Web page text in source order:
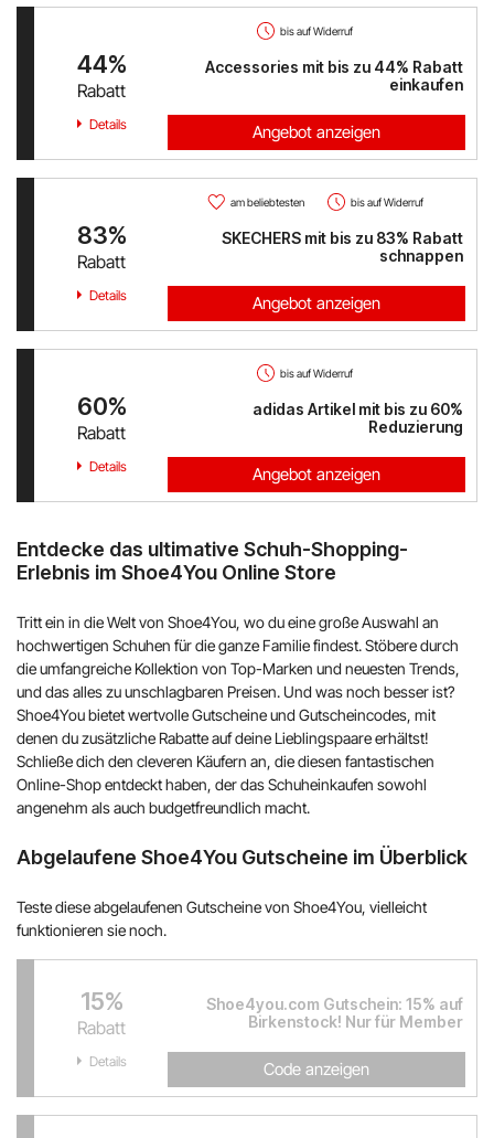
bis auf Widerruf
44%
Rabatt
Accessories mit bis zu 44% Rabatt
einkaufen
Details Angebot anzeigen
am beliebtesten bis auf Widerruf
83%
Rabatt
SKECHERS mit bis zu 83% Rabatt
schnappen
Details Angebot anzeigen
bis auf Widerruf
60%
Rabatt
adidas Artikel mit bis zu 60%
Reduzierung
Details Angebot anzeigen
Entdecke das ultimative Schuh-Shopping-
Erlebnis im Shoe4You Online Store
Tritt ein in die Welt von Shoe4You, wo du eine große Auswahl an
hochwertigen Schuhen für die ganze Familie findest. Stöbere durch
die umfangreiche Kollektion von Top-Marken und neuesten Trends,
und das alles zu unschlagbaren Preisen. Und was noch besser ist?
Shoe4You bietet wertvolle Gutscheine und Gutscheincodes, mit
denen du zusätzliche Rabatte auf deine Lieblingspaare erhältst!
Schließe dich den cleveren Käufern an, die diesen fantastischen
Online-Shop entdeckt haben, der das Schuheinkaufen sowohl
angenehm als auch budgetfreundlich macht.
Abgelaufene Shoe4You Gutscheine im Überblick
Teste diese abgelaufenen Gutscheine von Shoe4You, vielleicht
funktionieren sie noch.
15%
Rabatt
Shoe4you.com Gutschein: 15% auf
Birkenstock! Nur für Member
Details Code anzeigen